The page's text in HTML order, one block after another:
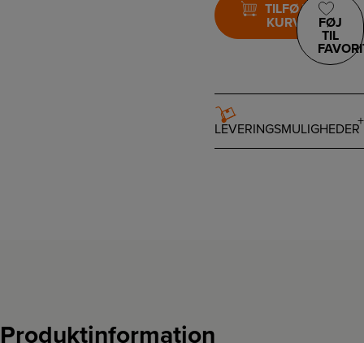
TILFØJ TIL
KURV
FØJ
TIL
LEVERINGSMULIGHEDER
Produktinformation